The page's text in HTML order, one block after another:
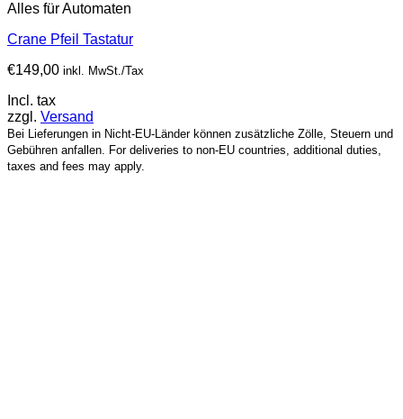
Alles für Automaten
Crane Pfeil Tastatur
€149,00 inkl. MwSt./Tax
Incl. tax
zzgl. Versand
Bei Lieferungen in Nicht-EU-Länder können zusätzliche Zölle, Steuern und
Gebühren anfallen. For deliveries to non-EU countries, additional duties,
taxes and fees may apply.